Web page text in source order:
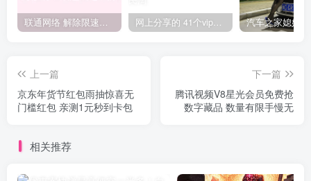
联通网络 解除限速方法参考！畅享、畅玩、老白干等及其它地区自测了 网上分享的 41个vip解析接口 有需要的拿去~ 免费看全网VIP会员视频
上一篇
京东年货节红包雨抽惊喜无
门槛红包 亲测1元秒到卡包
下一篇
腾讯视频V8星光会员免费抢
数字藏品 数量有限手慢无
相关推荐